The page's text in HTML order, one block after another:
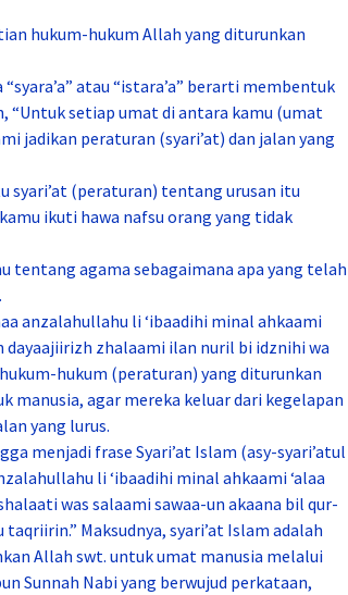
hukum-hukum Allah yang diturunkan
atau “istara’a” berarti membentuk
“Untuk setiap umat di antara kamu (umat
jadikan peraturan (syari’at) dan jalan yang
syari’at (peraturan) tentang urusan itu
ikuti hawa nafsu orang yang tidak
tentang agama sebagaimana apa yang telah
anzalahullahu li ‘ibaadihi minal ahkaami
zhalaami ilan nuril bi idznihi wa
hukum (peraturan) yang diturunkan
manusia, agar mereka keluar dari kegelapan
yang lurus.
menjadi frase Syari’at Islam (asy-syari’atul
li ‘ibaadihi minal ahkaami ‘alaa
was salaami sawaa-un akaana bil qur-
Maksudnya, syari’at Islam adalah
Allah swt. untuk umat manusia melalui
Sunnah Nabi yang berwujud perkataan,